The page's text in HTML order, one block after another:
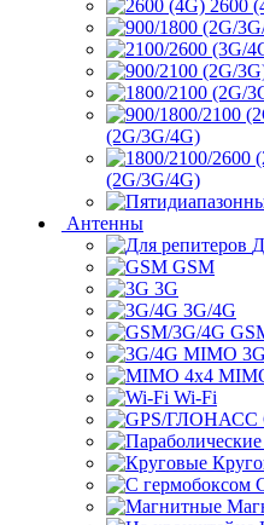
2600
(2G/3G/4G)
(2G/3G/4G)
Антенны
GSM
3G
3G/4G
Wi-Fi